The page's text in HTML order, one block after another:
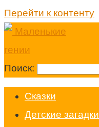
Перейти к контенту
Поиск:
Cказки
Детские загадки